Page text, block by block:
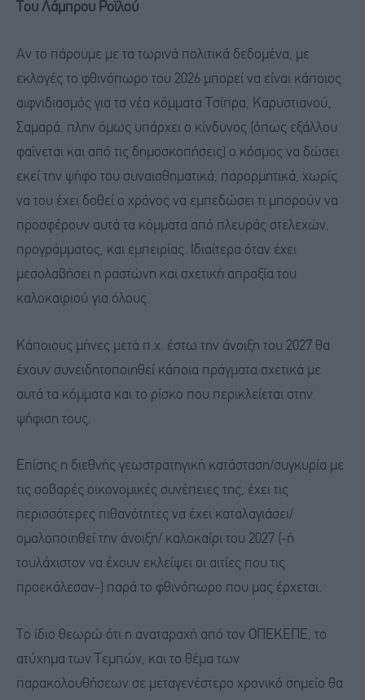
Του Λάμπρου Ροϊλού
Αν το πάρουμε με τα τωρινά πολιτικά δεδομένα, με
εκλογές το φθινόπωρο του 2026 μπορεί να είναι κάποιος
αιφνιδιασμός για τα νέα κόμματα Τσίπρα, Καρυστιανού,
Σαμαρά, πλην όμως υπάρχει ο κίνδυνος (όπως εξάλλου
φαίνεται και από τις δημοσκοπήσεις) ο κόσμος να δώσει
εκεί την ψήφο του συναισθηματικά, παρορμητικά, χωρίς
να του έχει δοθεί ο χρόνος να εμπεδώσει τι μπορούν να
προσφέρουν αυτά τα κόμματα από πλευράς στελεχών,
προγράμματος, και εμπειρίας. Ιδιαίτερα όταν έχει
μεσολαβήσει η ραστώνη και σχετική απραξία του
καλοκαιριού για όλους.
Κάποιους μήνες μετά π.χ. έστω την άνοιξη του 2027 θα
έχουν συνειδητοποιηθεί κάποια πράγματα σχετικά με
αυτά τα κόμματα και το ρίσκο που περικλείεται στην
ψήφιση τους.
Επίσης η διεθνής γεωστρατηγική κατάσταση/συγκυρία με
τις σοβαρές οικονομικές συνέπειες της, έχει τις
περισσότερες πιθανότητες να έχει καταλαγιάσει/
ομαλοποιηθεί την άνοιξη/ καλοκαίρι του 2027 (-ή
τουλάχιστον να έχουν εκλείψει οι αιτίες που τις
προεκάλεσαν-) παρά το φθινόπωρο που μας έρχεται.
Το ίδιο θεωρώ ότι η αναταραχή από τον ΟΠΕΚΕΠΕ, το
ατύχημα των Τεμπών, και το θέμα των
παρακολουθήσεων σε μεταγενέστερο χρονικό σημείο θα